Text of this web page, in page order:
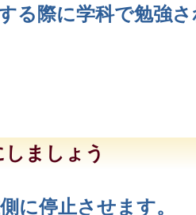
る際に学科で勉強さ
ましょう
に停止させます。